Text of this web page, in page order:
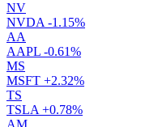
NV
NVDA -1.15%
AA
AAPL -0.61%
MS
MSFT +2.32%
TS
TSLA +0.78%